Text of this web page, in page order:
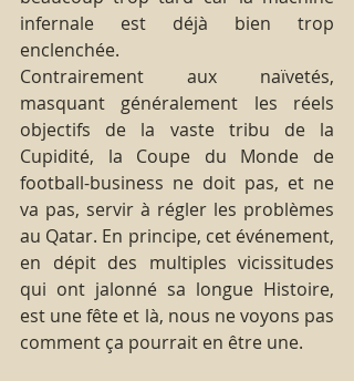
infernale est déjà bien trop
enclenchée.
Contrairement aux naïvetés,
masquant généralement les réels
objectifs de la vaste tribu de la
Cupidité, la Coupe du Monde de
football-business ne doit pas, et ne
va pas, servir à régler les problèmes
au Qatar. En principe, cet événement,
en dépit des multiples vicissitudes
qui ont jalonné sa longue Histoire,
est une fête et là, nous ne voyons pas
comment ça pourrait en être une.